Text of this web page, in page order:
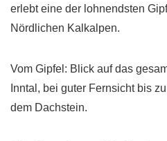
erlebt eine der lohnendsten
Nördlichen Kalkalpen.
Vom Gipfel: Blick auf das
Inntal, bei guter Fernsicht bis
dem Dachstein.